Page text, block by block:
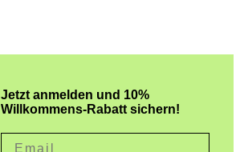
Jetzt anmelden und 10%
Willkommens-Rabatt sichern!